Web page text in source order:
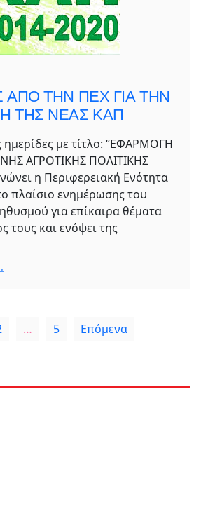
ΑΠΟ ΤΗΝ ΠΕΧ ΓΙΑ ΤΗΝ
ΤΗΣ ΝΕΑΣ ΚΑΠ
ημερίδες με τίτλο: “ΕΦΑΡΜΟΓΗ
ΑΓΡΟΤΙΚΗΣ ΠΟΛΙΤΙΚΗΣ
η Περιφερειακή Ενότητα
πλαίσιο ενημέρωσης του
για επίκαιρα θέματα
τους και ενόψει της
… 5 Επόμενα